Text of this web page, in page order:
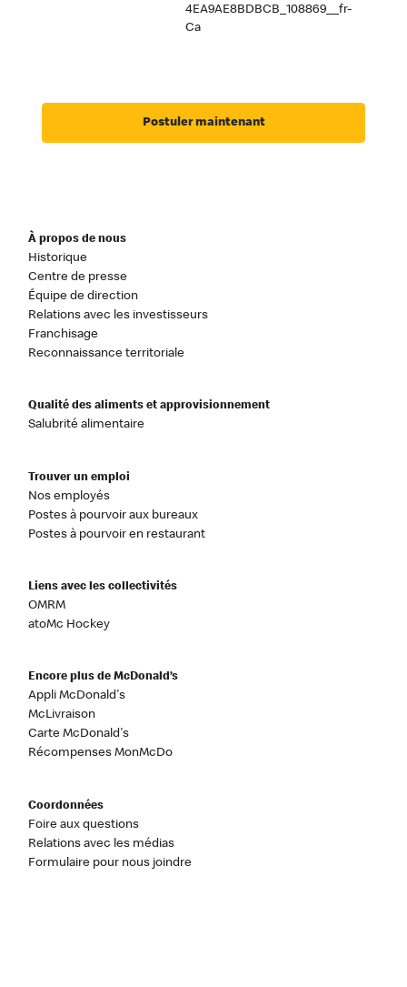
4EA9AE8BDBCB_108869__fr-
Ca
Postuler maintenant
À propos de nous
Historique
Centre de presse
Équipe de direction
Relations avec les investisseurs
Franchisage
Reconnaissance territoriale
Qualité des aliments et approvisionnement
Salubrité alimentaire
Trouver un emploi
Nos employés
Postes à pourvoir aux bureaux
Postes à pourvoir en restaurant
Liens avec les collectivités
OMRM
atoMc Hockey
Encore plus de McDonald’s
Appli McDonald's
McLivraison
Carte McDonald's
Récompenses MonMcDo
Coordonnées
Foire aux questions
Relations avec les médias
Formulaire pour nous joindre